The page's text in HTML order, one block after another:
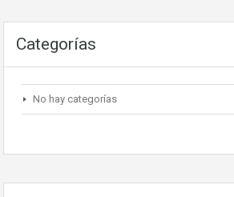
Categorías
No hay categorías